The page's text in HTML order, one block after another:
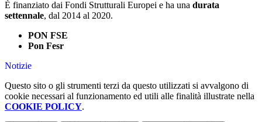
È finanziato dai Fondi Strutturali Europei e ha una durata
settennale, dal 2014 al 2020.
PON FSE
Pon Fesr
Notizie
Questo sito o gli strumenti terzi da questo utilizzati si avvalgono di
cookie necessari al funzionamento ed utili alle finalità illustrate nella
COOKIE POLICY.